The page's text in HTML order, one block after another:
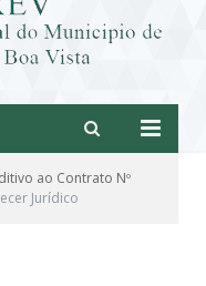
ao Contrato Nº
Jurídico